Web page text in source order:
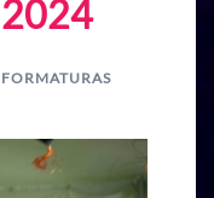
FORMATURAS